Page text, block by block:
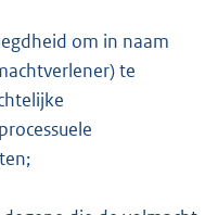
om in naam
te